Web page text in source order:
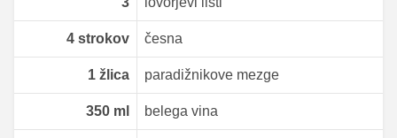
4strokov česna
1žlica paradižnikove mezge
350ml belega vina